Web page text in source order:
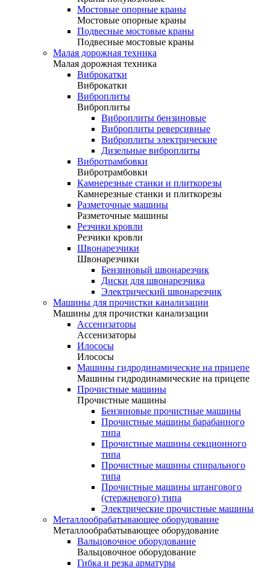
Мостовые опорные краны
Мостовые опорные краны
Подвесные мостовые краны
Подвесные мостовые краны
Малая дорожная техника
Малая дорожная техника
Виброкатки
Виброкатки
Виброплиты
Виброплиты
Виброплиты бензиновые
Виброплиты реверсивные
Виброплиты электрические
Дизельные виброплиты
Вибротрамбовки
Вибротрамбовки
Камнерезные станки и плиткорезы
Камнерезные станки и плиткорезы
Разметочные машины
Разметочные машины
Резчики кровли
Резчики кровли
Швонарезчики
Швонарезчики
Бензиновый швонарезчик
Диски для швонарезчика
Электрический швонарезчик
Машины для прочистки канализации
Машины для прочистки канализации
Ассенизаторы
Ассенизаторы
Илососы
Илососы
Машины гидродинамические на прицепе
Машины гидродинамические на прицепе
Прочистные машины
Прочистные машины
Бензиновые прочистные машины
Прочистные машины барабанного
типа
Прочистные машины секционного
типа
Прочистные машины спирального
типа
Прочистные машины штангового
(стержневого) типа
Электрические прочистные машины
Металлообрабатывающее оборудование
Металлообрабатывающее оборудование
Вальцовочное оборудование
Вальцовочное оборудование
Гибка и резка арматуры